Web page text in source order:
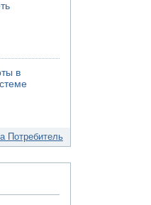
в
Потребитель